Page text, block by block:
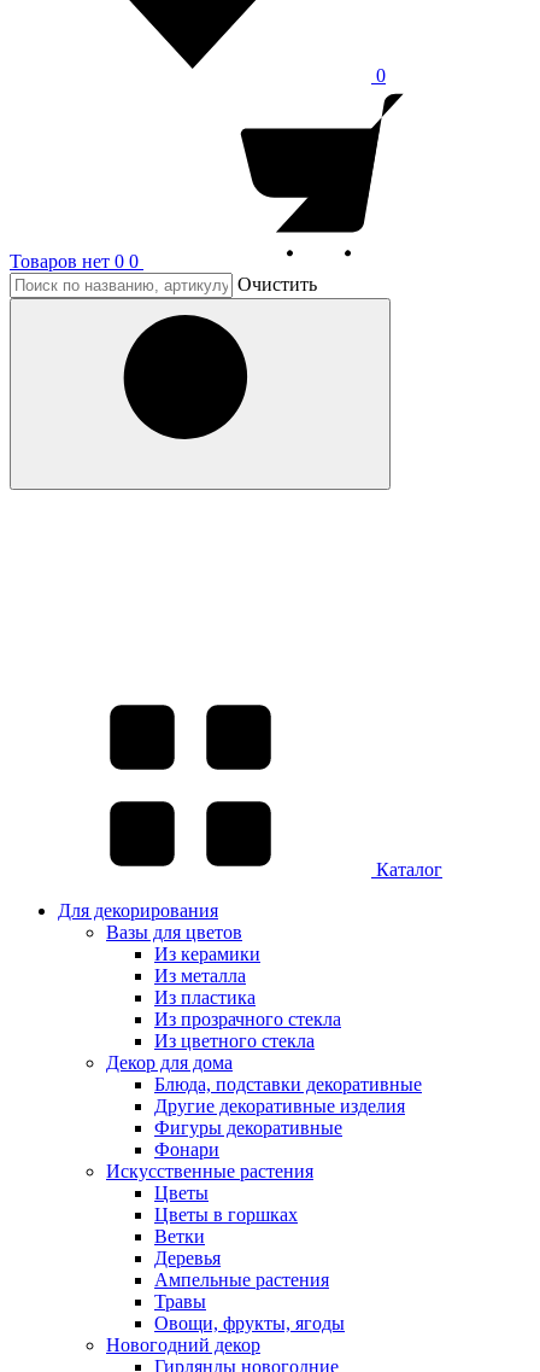
0
Товаров нет 0 0
Очистить
Каталог
Для декорирования
Вазы для цветов
Из керамики
Из металла
Из пластика
Из прозрачного стекла
Из цветного стекла
Декор для дома
Блюда, подставки декоративные
Другие декоративные изделия
Фигуры декоративные
Фонари
Искусственные растения
Цветы
Цветы в горшках
Ветки
Деревья
Ампельные растения
Травы
Овощи, фрукты, ягоды
Новогодний декор
Гирлянды новогодние